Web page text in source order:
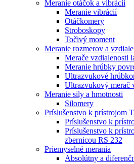
Meranie otáčok a vibrácií
Meranie vibrácií
Otáčkomery
Stroboskopy
Točivý moment
Meranie rozmerov a
Merače vzdialenosti
Meranie hrúbky
Ultrazvukové
Ultrazvukový merač
Meranie sily a hmotnosti
Silomery
Príslušenstvo k prístrojom
Príslušenstvo k
Príslušenstvo k
zbernicou RS 232
Priemyselné merania
Absolútny a